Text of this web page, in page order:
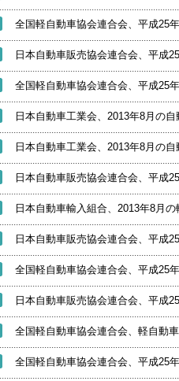
全国軽自動車協会連合会、平成25
日本自動車販売協会連合会、平成
全国軽自動車協会連合会、平成25
日本自動車工業会、2013年8月の
日本自動車工業会、2013年8月の
日本自動車販売協会連合会、平成
日本自動車輸入組合、2013年8月
日本自動車販売協会連合会、平成
全国軽自動車協会連合会、平成25
日本自動車販売協会連合会、平成
全国軽自動車協会連合会、軽自動
全国軽自動車協会連合会、平成25